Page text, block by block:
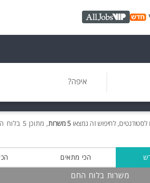
AllJobs VIP
איפה?
לסטודנטים, לחיפוש זה נמצאו 5 משרות , מתוכן 5 בלוח החם חינם!
הכי מתאים
משרות בלוח החם